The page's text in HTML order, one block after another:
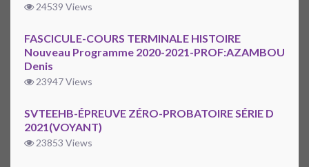
24539 Views
FASCICULE-COURS TERMINALE HISTOIRE
Nouveau Programme 2020-2021-PROF:AZAMBOU
Denis
23947 Views
SVTEEHB-ÉPREUVE ZÉRO-PROBATOIRE SÉRIE D
2021(VOYANT)
23853 Views